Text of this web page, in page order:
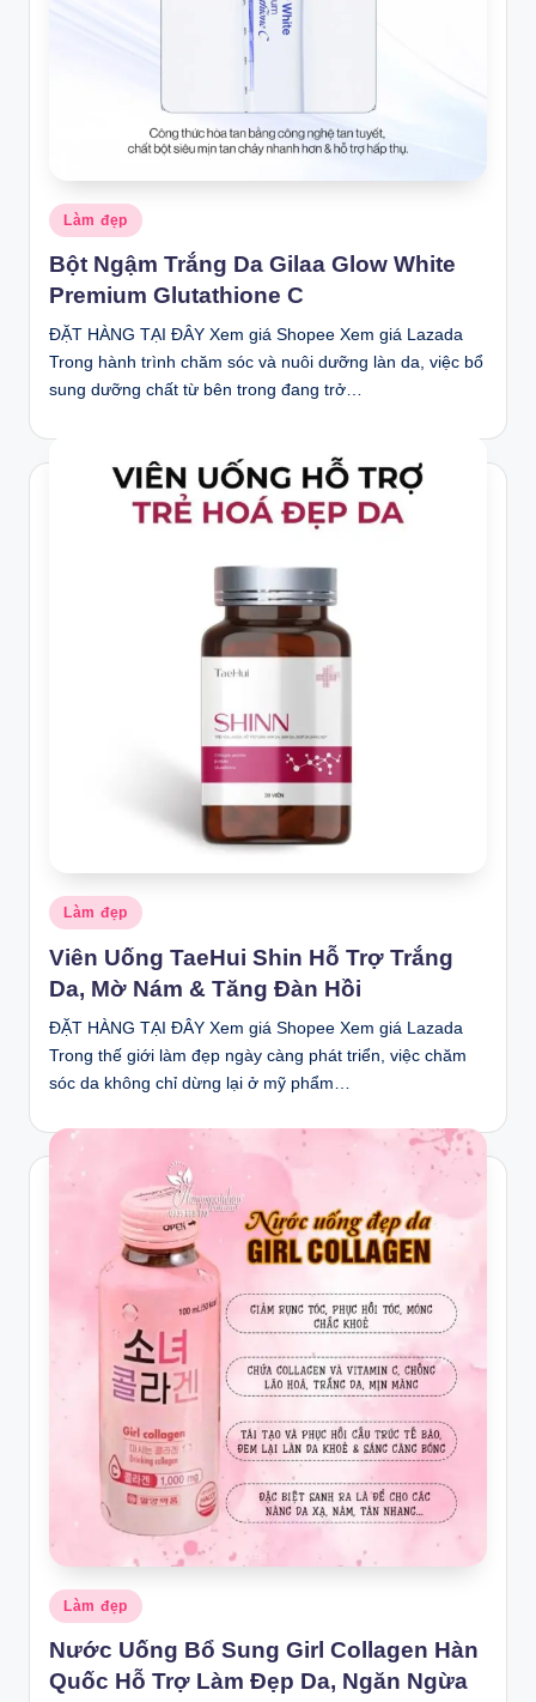
Posted
in
Làm đẹp
Bột Ngậm Trắng Da Gilaa Glow White
Premium Glutathione C
ĐẶT HÀNG TẠI ĐÂY Xem giá Shopee Xem giá Lazada
Trong hành trình chăm sóc và nuôi dưỡng làn da, việc bổ
sung dưỡng chất từ bên trong đang trở…
Posted
in
Làm đẹp
Viên Uống TaeHui Shin Hỗ Trợ Trắng
Da, Mờ Nám & Tăng Đàn Hồi
ĐẶT HÀNG TẠI ĐÂY Xem giá Shopee Xem giá Lazada
Trong thế giới làm đẹp ngày càng phát triển, việc chăm
sóc da không chỉ dừng lại ở mỹ phẩm…
Posted
in
Làm đẹp
Nước Uống Bổ Sung Girl Collagen Hàn
Quốc Hỗ Trợ Làm Đẹp Da, Ngăn Ngừa